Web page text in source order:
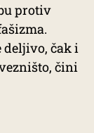
protiv
deljivo, čak i
čini